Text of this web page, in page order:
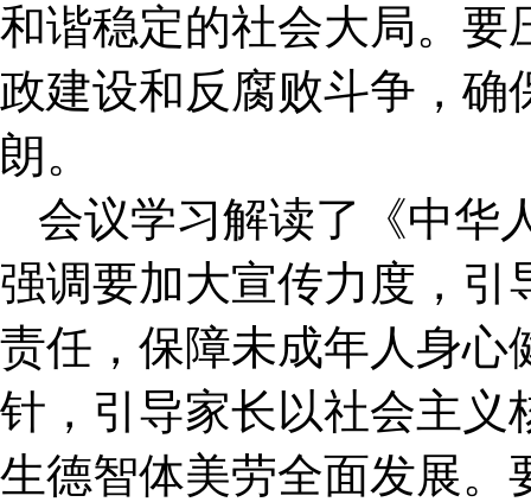
和谐稳定的社会大局。要
政建设和反腐败斗争，确
朗。
会议学习解读了《中华
强调要加大宣传力度，引
责任，保障未成年人身心
针，引导家长以社会主义
生德智体美劳全面发展。